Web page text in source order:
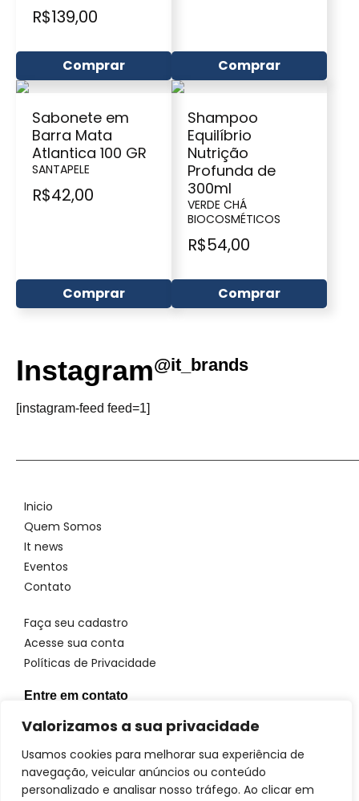
Valorizamos a sua privacidade
Usamos cookies para melhorar sua experiência de
navegação, veicular anúncios ou conteúdo
personalizado e analisar nosso tráfego. Ao clicar em
R$139,00
Comprar Comprar
Sabonete em
Barra Mata
Atlantica 100 GR
SANTAPELE
R$42,00
Comprar
Shampoo
Equilíbrio
Nutrição
Profunda de
300ml
VERDE CHÁ
BIOCOSMÉTICOS
R$54,00
Comprar
Instagram@it_brands
[instagram-feed feed=1]
Inicio
Quem Somos
It news
Eventos
Contato
Faça seu cadastro
Acesse sua conta
Políticas de Privacidade
Entre em contato
WhatsApp: 11 96923 4699
Email: atendimento@itbrandsbr.com